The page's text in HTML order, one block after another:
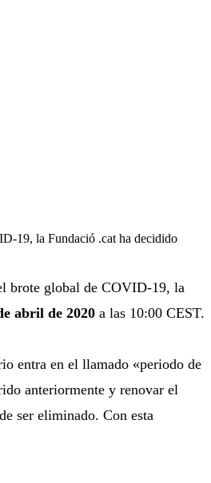
19, la Fundació .cat ha decidido
brote global de COVID-19, la
abril de 2020 a las 10:00 CEST.
entra en el llamado «periodo de
anteriormente y renovar el
ser eliminado. Con esta